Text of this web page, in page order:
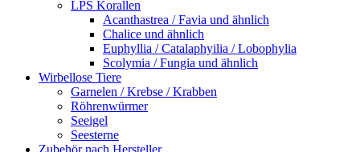
LPS Korallen
Acanthastrea / Favia und ähnlich
Chalice und ähnlich
Euphyllia / Catalaphyilia / Lobophylia
Scolymia / Fungia und ähnlich
Wirbellose Tiere
Garnelen / Krebse / Krabben
Röhrenwürmer
Seeigel
Seesterne
Zubehör nach Hersteller